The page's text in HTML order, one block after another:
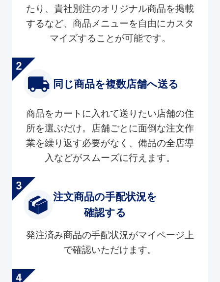
たり、貴社別注のオリジナル商品を掲載
するなど、商品メニューを自由にカスタ
マイズすることが可能です。
同じ商品を複数店舗へ送る
商品をカートに入れて送りたい店舗の住
所を選ぶだけ。店舗ごとに面倒な注文作
業を繰り返す必要がなく、備品の全店導
入などがスムーズに行えます。
注文商品の手配状況を
確認する
発注済み商品の手配状況がマイページ上
で確認いただけます。